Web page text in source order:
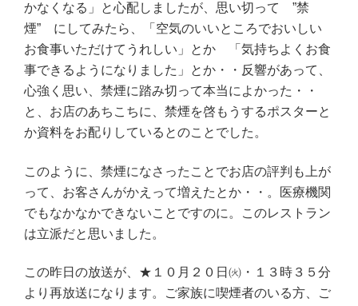
かなくなる」と心配しましたが、思い切って ”禁
煙” にしてみたら、「空気のいいところでおいしい
お食事いただけてうれしい」とか 「気持ちよくお食
事できるようになりました」とか・・反響があって、
心強く思い、禁煙に踏み切って本当によかった・・
と、お店のあちこちに、禁煙を啓もうするポスターと
か資料をお配りしているとのことでした。
このように、禁煙になさったことでお店の評判も上が
って、お客さんがかえって増えたとか・・。医療機関
でもなかなかできないことですのに。このレストラン
は立派だと思いました。
この昨日の放送が、★１０月２０日㈫・１３時３５分
より再放送になります。ご家族に喫煙者のいる方、ご